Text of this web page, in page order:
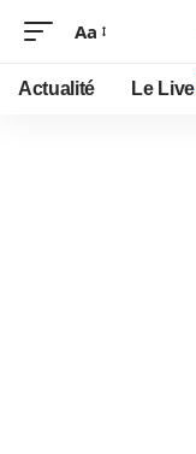
Aa
Actualité Le Live